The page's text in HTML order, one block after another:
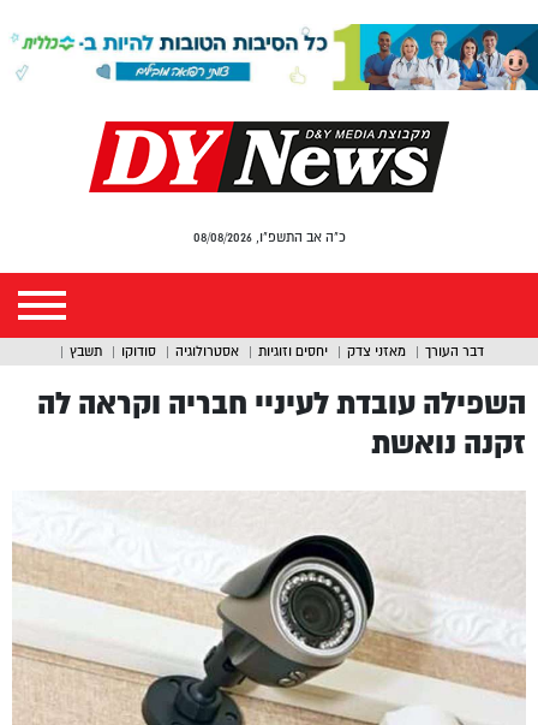
כ"ה אב התשפ"ו, 08/08/2026
דבר העורך מאזני צדק יחסים וזוגיות אסטרולוגיה סודוקו תשבץ
השפילה עובדת לעיניי חבריה וקראה לה
זקנה נואשת